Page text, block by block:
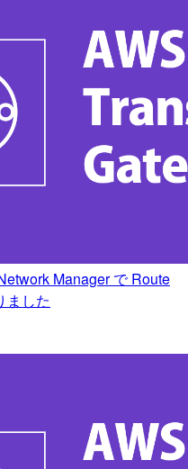
Manager で Route
ました